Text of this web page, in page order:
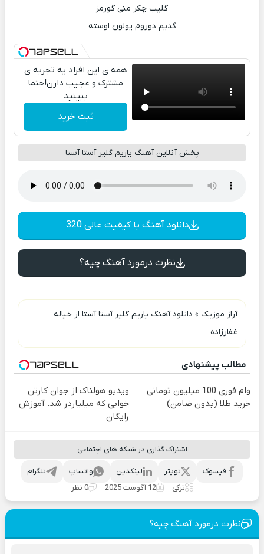
گلیب چکر منی گورمز
گدیم دوروم یولون اوسته
همه ی این افراد یه تجربه ی
مشترک و عجیب دارن!حتما
ببینید
ثبت خرید
پخش آنلاین آهنگ یاریم گلیر آستا آستا
دانلود آهنگ با کیفیت عالی 320
نظرت درمورد آهنگ چیه؟
آراز موزیک » دانلود آهنگ یاریم گلیر آستا آستا از خیاله
غفارزاده
مطالب پیشنهادی
وام فوری 100 میلیون تومانی
خرید طلا (بدون ضامن)
ویدیو هولناک از جوان کارتن
خوابی که میلیاردر شد. آموزش
رایگان
اشتراک گذاری در شبکه های اجتماعی
تلگرام واتساپ لینکدین تویتر
فیسوک
ترکی
12 آگوست 2025 0 نظر
نظرت درمورد آهنگ چیه؟